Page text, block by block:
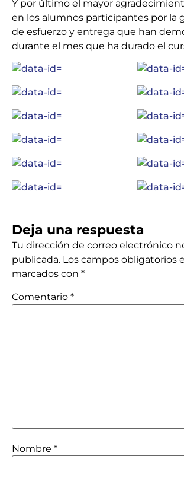
Y por último el mayor
en los alumnos participantes por la
de esfuerzo y entrega que han
durante el mes que ha durado el
Deja una respuesta
Tu dirección de correo electrónico
publicada. Los campos obligatorios
marcados con *
Comentario *
Nombre *